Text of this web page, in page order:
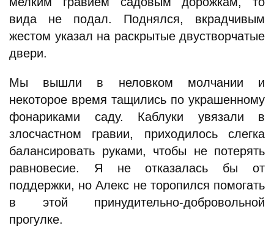
вида не подал. Поднялся, вкрадчивым
жестом указал на раскрытые двустворчатые
двери.
Мы вышли в неловком молчании и
некоторое время тащились по украшенному
фонариками саду. Каблуки увязали в
злосчастном гравии, приходилось слегка
балансировать руками, чтобы не потерять
равновесие. Я не отказалась бы от
поддержки, но Алекс не торопился помогать
в этой принудительно-добровольной
прогулке.